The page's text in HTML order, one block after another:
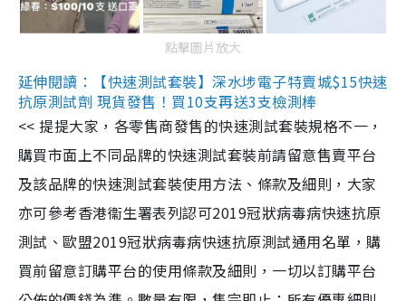
點擊圖片放大
延伸閱讀：【快速測試套裝】深水埗電子特賣城$15快速
抗原測試劑 現貨發售！買10支再送3支檢測棒
<< 提提大家，各零售商發售的快速測試套裝規格不一，
購買市面上不同品牌的快速測試套裝前請留意售賣平台
及該品牌的快速測試套裝使用方法、條款及細則，大家
亦可參考香港衞生署表列認可2019冠狀病毒病快速抗原
測試、歐盟2019冠狀病毒病快速抗原測試通用名單，購
買前留意訂購平台的使用條款及細則，一切以訂購平台